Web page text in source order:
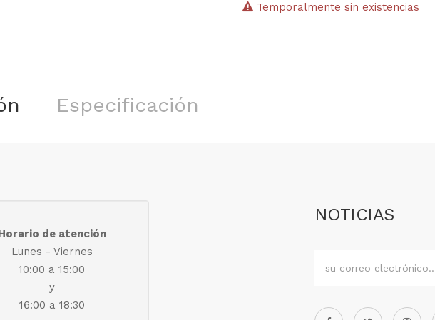
Temporalmente sin existencias
Especificación
de atención
Lunes - Viernes
10:00 a 15:00
y
16:00 a 18:30
NOTICIAS